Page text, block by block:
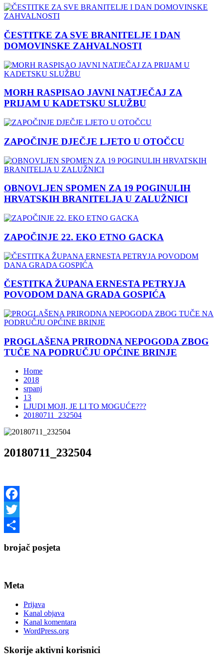
ČESTITKE ZA SVE BRANITELJE I DAN
DOMOVINSKE ZAHVALNOSTI
MORH RASPISAO JAVNI NATJEČAJ ZA
PRIJAM U KADETSKU SLUŽBU
ZAPOČINJE DJEČJE LJETO U OTOČCU
OBNOVLJEN SPOMEN ZA 19 POGINULIH
HRVATSKIH BRANITELJA U ZALUŽNICI
ZAPOČINJE 22. EKO ETNO GACKA
ČESTITKA ŽUPANA ERNESTA PETRYJA
POVODOM DANA GRADA GOSPIĆA
PROGLAŠENA PRIRODNA NEPOGODA ZBOG
TUČE NA PODRUČJU OPĆINE BRINJE
Home
2018
srpanj
13
LJUDI MOJI, JE LI TO MOGUĆE???
20180711_232504
20180711_232504
Facebook
Twitter
brojač posjeta
Meta
Prijava
Kanal objava
Kanal komentara
WordPress.org
Skorije aktivni korisnici